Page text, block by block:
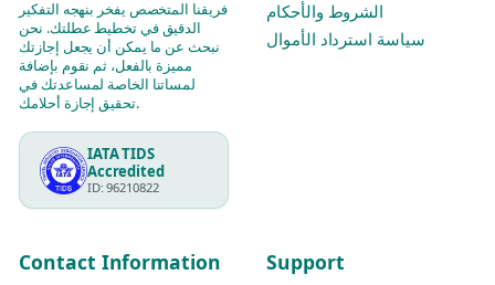
فريقنا المتخصص يفخر بنهجه التفكير
الدقيق في تخطيط عطلتك. نحن
نبحث عن ما يمكن أن يجعل إجازتك
مميزة بالفعل، ثم نقوم بإضافة
لمساتنا الخاصة لمساعدتك في
تحقيق إجازة أحلامك.
IATA TIDS
Accredited
ID: 96210822
الشروط والأحكام
سياسة استرداد الأموال
Contact Information
Support